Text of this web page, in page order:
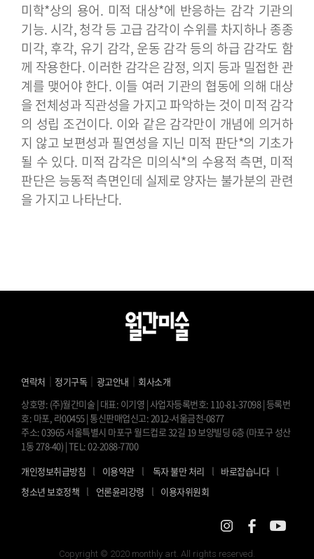
미학*상의 용어. 미적 대상*에 반응하는 감각 기관의
기능. 시각, 청각 등 고급 감각이 수위를 차지하나 종종
미각, 후각, 유기 감각, 운동 감각 등의 하급 감각도 함
께 작용한다. 이러한 감각은 감정, 의지 등과 밀접한 관
계를 맺어야 한다. 이들 여러 기관의 협동에 의해 대상
을 전체성과 직관성을 가지고 파악하는 것이 미적 감각
의 성립 조건이다. 이와 같은 감각만이 개념에 의거하
지 않고 보편성과 필연성을 지닌 미적 판단*의 기초가
될 수 있다. 미적 감각은 미의식*의 수용적 측면, 미적
판단은 능동적 측면인데 실제로 양자는 불가분의 관련
을 가지고 나타난다.
연락처 정기구독 광고안내
회사소개
상호명: (주)월간미술 | 대표: 이기영 | 사업자등록번호: 110-81-37098 | 등록번
호: 마포, 라00455 | 통신판매업신고: 2012-서울금천-0877
주소: 03965 서울특별시 마포구 월드컵로 32길 19 보양빌딩 6층 (마포구 성산
1동 278-40) | TEL: 02-2088-7700
개인정보취급방침 l 이용약관 l 독자 불만 처리 l 바로잡습니다 l
청소년 보호정책 l 언론윤리강령 l 이용자위원회
Copyright © 2020 monthly art. All rights reserved.